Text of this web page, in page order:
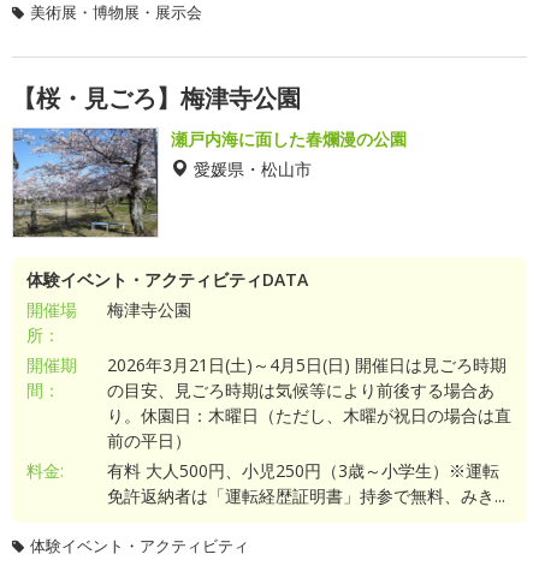
美術展・博物展・展示会
【桜・見ごろ】梅津寺公園
瀬戸内海に面した春爛漫の公園
愛媛県・松山市
体験イベント・アクティビティDATA
開催場
所：
梅津寺公園
開催期
間：
2026年3月21日(土)～4月5日(日) 開催日は見ごろ時期
の目安、見ごろ時期は気候等により前後する場合あ
り。休園日：木曜日（ただし、木曜が祝日の場合は直
前の平日）
料金:
有料 大人500円、小児250円（3歳～小学生）※運転
免許返納者は「運転経歴証明書」持参で無料、みき...
体験イベント・アクティビティ